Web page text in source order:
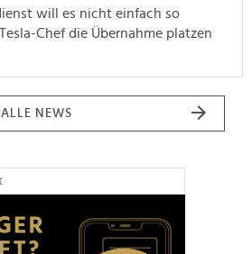
will es nicht einfach so
Chef die Übernahme platzen
ALLE NEWS